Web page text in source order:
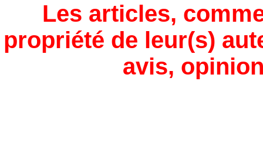
Les articles,
propriété de leur(s)
avis,